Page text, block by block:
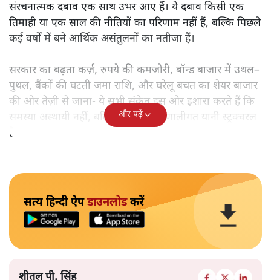
संरचनात्मक दबाव एक साथ उभर आए हैं। ये दबाव किसी एक
तिमाही या एक साल की नीतियों का परिणाम नहीं हैं, बल्कि पिछले
कई वर्षों में बने आर्थिक असंतुलनों का नतीजा हैं।
सरकार का बढ़ता कर्ज़, रुपये की कमजोरी, बॉन्ड बाजार में उथल–
पुथल, बैंकों की घटती जमा राशि, और घरेलू बचत का शेयर बाजार
की ओर तेज़ी से जाना- ये सभी संकेत इस ओर इशारा करते हैं कि
समस्या अस्थायी नहीं, बल्कि गहरी और प्रणालीगत यानी स्ट्रक्चरल
है।
और पढ़ें
सत्य हिन्दी ऐपडाउनलोडकरें